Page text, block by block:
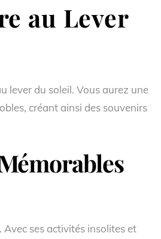
au Lever
lever du soleil. Vous aurez une
créant ainsi des souvenirs
ses activités insolites et